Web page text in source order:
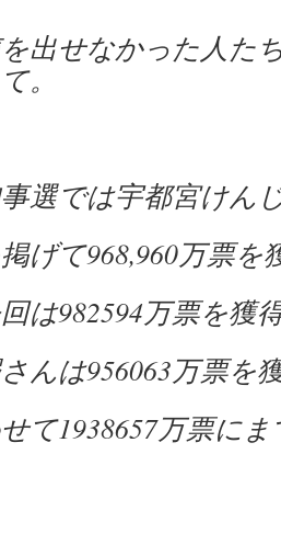
出せなかった人た
。
選では宇都宮けん
げて968,960万票を
は982594万票を獲
んは956063万票を
て1938657万票に